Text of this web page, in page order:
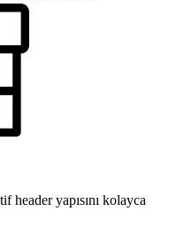
header yapısını kolayca